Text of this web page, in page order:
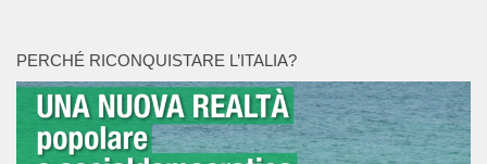
PERCHÉ RICONQUISTARE L’ITALIA?